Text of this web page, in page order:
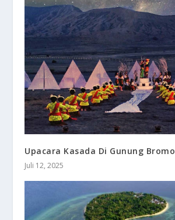
Upacara Kasada Di Gunung Bromo
Juli 12, 2025